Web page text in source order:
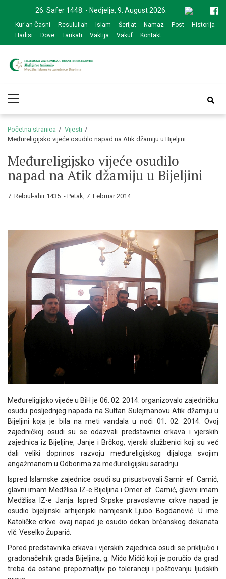
navigation
content
26. Safer 1448. - Nedjelja, 9. August 2026.
Kur'an Časni Resulullah Islam Šerijat Namaz Post
Historija
Hadisi
Dove Tarikati Vaktija Vakuf Kontakt
zajednice Bijeljina
Menu
Početna stranica
Vijesti
Međureligijsko vijeće osudilo napad na Atik džamiju u Bijeljini
Međureligijsko vijeće osudilo
napad na Atik džamiju u Bijeljini
7. Rebiul-ahir 1435. - Petak, 7. Februar 2014.
Međureligijsko vijeće u BiH je 06. 02. 2014. organizovalo zajedničku
osudu posljednjeg napada na Sultan Sulejmanovu Atik džamiju u
Bijeljini koja je bila na meti vandala u noći 01. 02. 2014. Ovoj
zajedničkoj osudi su se odazvali predstavnici crkava i vjerskih
zajednica iz Bijeljine, Janje i Brčkog, vjerski službenici koji su već
dali veliki doprinos razvoju međureligijskog dijaloga svojim
angažmanom u Odborima za međureligijsku saradnju.
Ispred Islamske zajednice osudi su prisustvovali Samir ef. Camić,
glavni imam Medžlisa IZ-e Bijeljina i Omer ef. Camić, glavni imam
Medžlisa IZ-e Janja. Ispred Srpske pravoslavne crkve napad je
osudio bijeljinski arhijerijski namjesnik Ljubo Bogdanović. U ime
Katoličke crkve ovaj napad je osudio dekan brčanskog dekanata
vlč. Veselko Župarić.
Pored predstavnika crkava i vjerskih zajednica osudi se priključio i
gradonačelnik grada Bijeljina, g. Mićo Mićić koji je poručio da grad
treba da ostane prepoznatljiv po toleranciji i poštovanju ljudskih